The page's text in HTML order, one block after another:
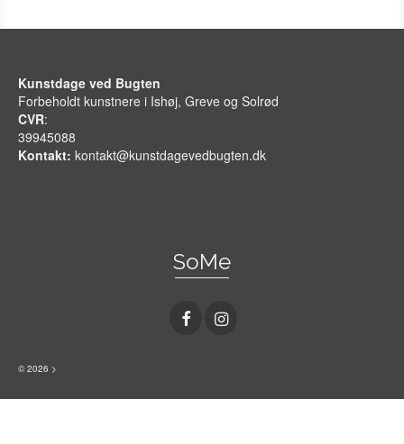
Kunstdage ved Bugten
Forbeholdt kunstnere i Ishøj, Greve og Solrød
CVR:
39945088
Kontakt: kontakt@kunstdagevedbugten.dk
SoMe
© 2026 >